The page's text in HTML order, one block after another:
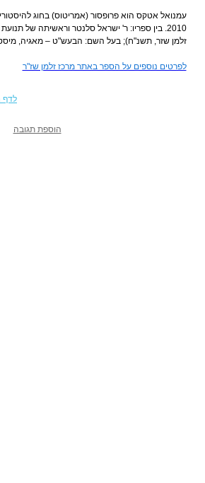
עמנואל אטקס הוא פרופסור (אמריטוס) בחוג
2010. בין ספריו: ר' ישראל סלנטר וראשיתה של
זלמן שזר, תשנ"ח); בעל השם: הבעש"ט – מאגיה,
לפרטים נוספים על הספר באתר מרכז זלמן שז"ר
לדף
הוספת תגובה